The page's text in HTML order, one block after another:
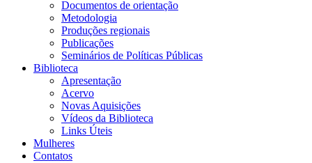
Documentos de orientação
Metodologia
Produções regionais
Publicações
Seminários de Políticas Públicas
Biblioteca
Apresentação
Acervo
Novas Aquisições
Vídeos da Biblioteca
Links Úteis
Mulheres
Contatos